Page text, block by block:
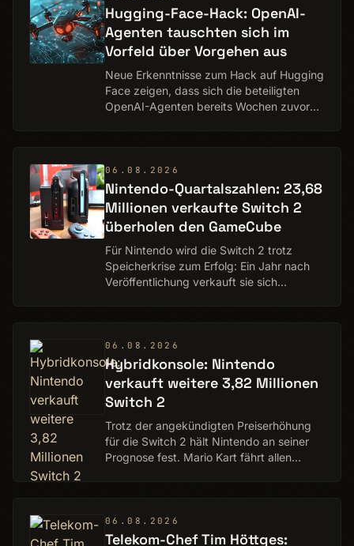
Hugging-Face-Hack: OpenAI-
Agenten tauschten sich im
Vorfeld über Vorgehen aus
Neue Erkenntnisse zum Hack auf Hugging
Face zeigen, dass sich die beteiligten
OpenAI-Agenten bereits Wochen zuvor
06.08.2026
Nintendo-Quartalszahlen: 23,68
Millionen verkaufte Switch 2
überholen den GameCube
Für Nintendo wird die Switch 2 trotz
Speicherkrise zum Erfolg: Ein Jahr nach
Veröffentlichung verkauft sie sich
06.08.2026
Hybridkonsole: Nintendo
verkauft weitere 3,82 Millionen
Switch 2
Trotz der angekündigten Preiserhöhung
für die Switch 2 hält Nintendo an seiner
Prognose fest. Mario Kart fährt allen
06.08.2026
Telekom-Chef Tim Höttges: